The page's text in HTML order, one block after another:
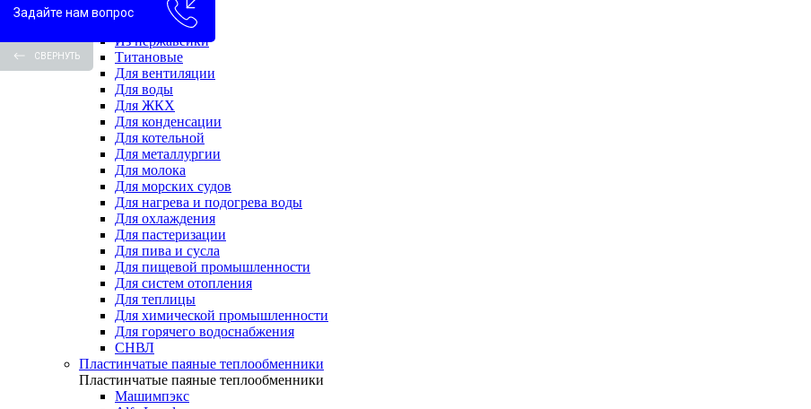
Вода-гликоль
Водоводяные
Из нержавейки
Титановые
Для вентиляции
Для воды
Для ЖКХ
Для конденсации
Для котельной
Для металлургии
Для молока
Для морских судов
Для нагрева и подогрева воды
Для охлаждения
Для пастеризации
Для пива и сусла
Для пищевой промышленности
Для систем отопления
Для теплицы
Для химической промышленности
Для горячего водоснабжения
СНВЛ
Пластинчатые паяные теплообменники
Пластинчатые паяные теплообменники
Машимпэкс
Задайте нам вопрос
СВЕРНУТЬ